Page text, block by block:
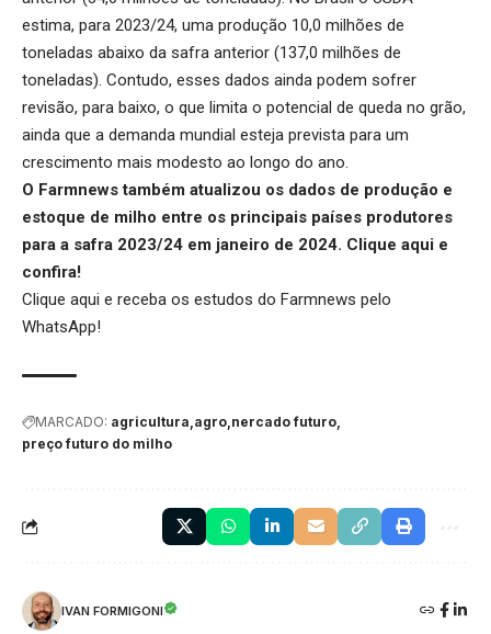
estima, para 2023/24, uma produção 10,0 milhões de
toneladas abaixo da safra anterior (137,0 milhões de
toneladas). Contudo, esses dados ainda podem sofrer
revisão, para baixo, o que limita o potencial de queda no grão,
ainda que a demanda mundial esteja prevista para um
crescimento mais modesto ao longo do ano.
O Farmnews também atualizou os dados de produção e
estoque de milho entre os principais países produtores
para a safra 2023/24 em janeiro de 2024. Clique aqui e
confira!
Clique aqui e receba os estudos do Farmnews pelo
WhatsApp!
MARCADO: agricultura agro nercado futuro
preço futuro do milho
IVAN FORMIGONI